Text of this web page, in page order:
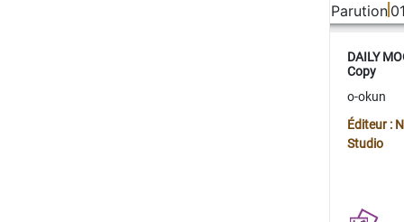
Parution
DAILY
Copy
o-okun
Éditeur :
Studio